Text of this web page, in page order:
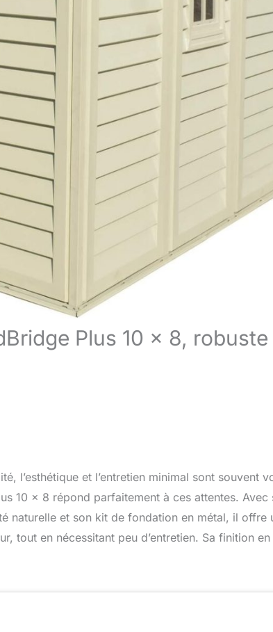
Plus 10 x 8, robuste
l’esthétique et l’entretien minimal sont souvent
10 x 8 répond parfaitement à ces attentes. Avec
naturelle et son kit de fondation en métal, il offre
tout en nécessitant peu d’entretien. Sa finition